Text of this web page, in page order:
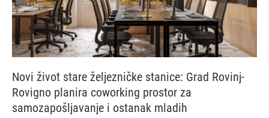
Novi život stare željezničke stanice: Grad Rovinj-
Rovigno planira coworking prostor za
samozapošljavanje i ostanak mladih